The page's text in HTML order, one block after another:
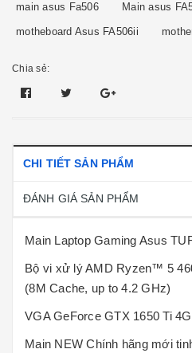
main asus Fa506 Main asus
motheboard Asus FA506ii
Chia sẻ:
CHI TIẾT SẢN PHẨM
ĐÁNH GIÁ SẢN PHẨM
Main Laptop Gaming Asus
Bộ vi xử lý AMD Ryzen™ 5
(8M Cache, up to 4.2 GHz)
VGA GeForce GTX 1650 Ti
Main NEW Chính hãng mới